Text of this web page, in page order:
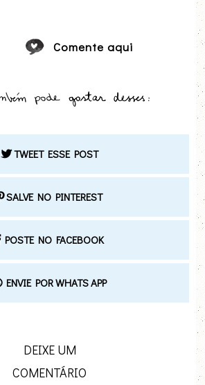
Comente aqui
TWEET ESSE POST
SALVE NO PINTEREST
POSTE NO FACEBOOK
ENVIE POR WHATS APP
DEIXE UM
COMENTÁRIO